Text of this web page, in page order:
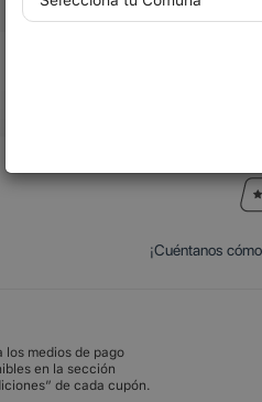
¡Cuéntanos
los medios de pago
en la sección
de cada cupón.